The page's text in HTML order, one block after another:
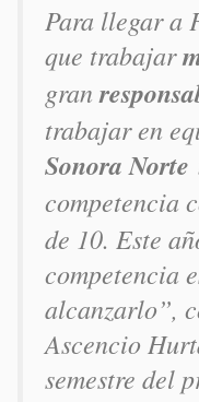
Para llegar a
que trabajar
gran
trabajar en
Sonora Norte
competencia
de 10. Este
competencia
alcanzarlo”,
Ascencio
semestre del